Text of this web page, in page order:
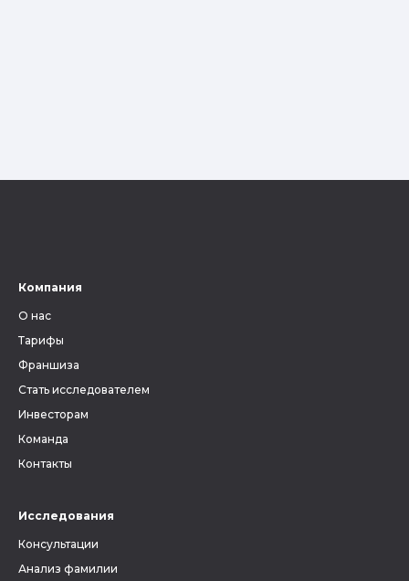
Компания
О нас
Тарифы
Франшиза
Стать исследователем
Инвесторам
Команда
Контакты
Исследования
Консультации
Анализ фамилии